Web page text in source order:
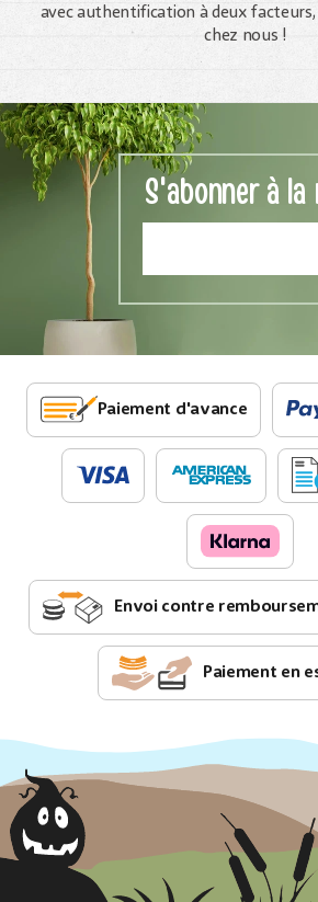
avec authentification à deux
chez nous !
S'abonner à
Paiement d'avance
Envoi contre
Paiement en